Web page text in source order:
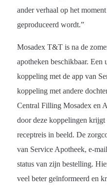
ander verhaal op het
geproduceerd wordt.”
Mosadex T&T is na de
apotheken beschikbaar. Een
koppeling met de app van
koppeling met andere
Central Filling Mosadex en
door deze koppelingen krijgt
receptreis in beeld. De
van Service Apotheek, e-
status van zijn bestelling.
veel beter geïnformeerd en